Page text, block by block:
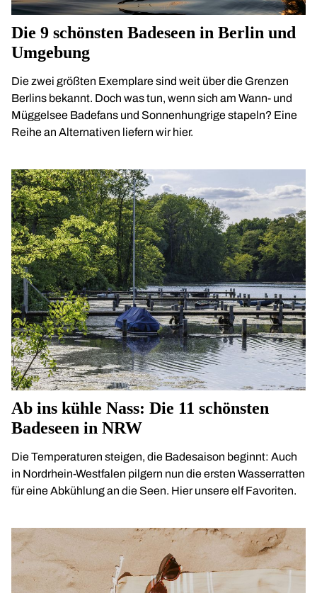
Die 9 schönsten Badeseen in Berlin und
Umgebung
Die zwei größten Exemplare sind weit über die Grenzen
Berlins bekannt. Doch was tun, wenn sich am Wann- und
Müggelsee Badefans und Sonnenhungrige stapeln? Eine
Reihe an Alternativen liefern wir hier.
Ab ins kühle Nass: Die 11 schönsten
Badeseen in NRW
Die Temperaturen steigen, die Badesaison beginnt: Auch
in Nordrhein-Westfalen pilgern nun die ersten Wasserratten
für eine Abkühlung an die Seen. Hier unsere elf Favoriten.